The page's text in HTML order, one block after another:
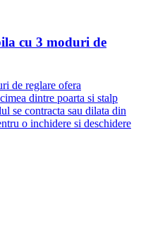
cu 3 moduri de
de reglare ofera
dintre poarta si stalp
se contracta sau dilata din
o inchidere si deschidere